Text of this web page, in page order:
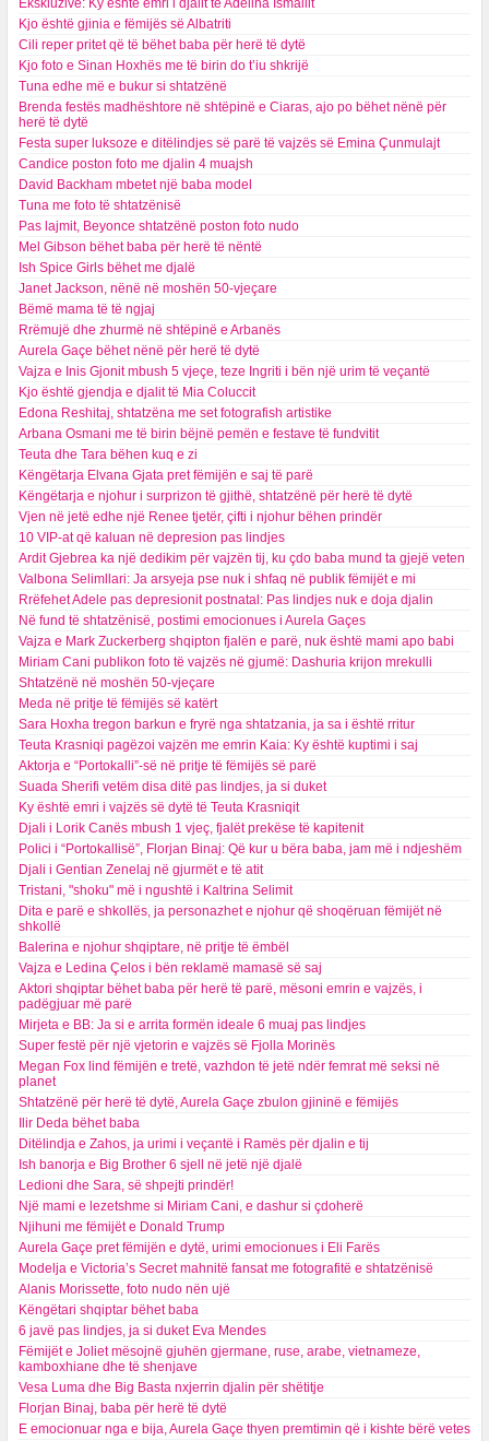
Ekskluzive: Ky është emri i djalit të Adelina Ismailit
Kjo është gjinia e fëmijës së Albatriti
Cili reper pritet që të bëhet baba për herë të dytë
Kjo foto e Sinan Hoxhës me të birin do t’iu shkrijë
Tuna edhe më e bukur si shtatzënë
Brenda festës madhështore në shtëpinë e Ciaras, ajo po bëhet nënë për
herë të dytë
Festa super luksoze e ditëlindjes së parë të vajzës së Emina Çunmulajt
Candice poston foto me djalin 4 muajsh
David Backham mbetet një baba model
Tuna me foto të shtatzënisë
Pas lajmit, Beyonce shtatzënë poston foto nudo
Mel Gibson bëhet baba për herë të nëntë
Ish Spice Girls bëhet me djalë
Janet Jackson, nënë në moshën 50-vjeçare
Bëmë mama të të ngjaj
Rrëmujë dhe zhurmë në shtëpinë e Arbanës
Aurela Gaçe bëhet nënë për herë të dytë
Vajza e Inis Gjonit mbush 5 vjeçe, teze Ingriti i bën një urim të veçantë
Kjo është gjendja e djalit të Mia Coluccit
Edona Reshitaj, shtatzëna me set fotografish artistike
Arbana Osmani me të birin bëjnë pemën e festave të fundvitit
Teuta dhe Tara bëhen kuq e zi
Këngëtarja Elvana Gjata pret fëmijën e saj të parë
Këngëtarja e njohur i surprizon të gjithë, shtatzënë për herë të dytë
Vjen në jetë edhe një Renee tjetër, çifti i njohur bëhen prindër
10 VIP-at që kaluan në depresion pas lindjes
Ardit Gjebrea ka një dedikim për vajzën tij, ku çdo baba mund ta gjejë veten
Valbona Selimllari: Ja arsyeja pse nuk i shfaq në publik fëmijët e mi
Rrëfehet Adele pas depresionit postnatal: Pas lindjes nuk e doja djalin
Në fund të shtatzënisë, postimi emocionues i Aurela Gaçes
Vajza e Mark Zuckerberg shqipton fjalën e parë, nuk është mami apo babi
Miriam Cani publikon foto të vajzës në gjumë: Dashuria krijon mrekulli
Shtatzënë në moshën 50-vjeçare
Meda në pritje të fëmijës së katërt
Sara Hoxha tregon barkun e fryrë nga shtatzania, ja sa i është rritur
Teuta Krasniqi pagëzoi vajzën me emrin Kaia: Ky është kuptimi i saj
Aktorja e “Portokalli”-së në pritje të fëmijës së parë
Suada Sherifi vetëm disa ditë pas lindjes, ja si duket
Ky është emri i vajzës së dytë të Teuta Krasniqit
Djali i Lorik Canës mbush 1 vjeç, fjalët prekëse të kapitenit
Polici i “Portokallisë”, Florjan Binaj: Që kur u bëra baba, jam më i ndjeshëm
Djali i Gentian Zenelaj në gjurmët e të atit
Tristani, "shoku" më i ngushtë i Kaltrina Selimit
Dita e parë e shkollës, ja personazhet e njohur që shoqëruan fëmijët në
shkollë
Balerina e njohur shqiptare, në pritje të ëmbël
Vajza e Ledina Çelos i bën reklamë mamasë së saj
Aktori shqiptar bëhet baba për herë të parë, mësoni emrin e vajzës, i
padëgjuar më parë
Mirjeta e BB: Ja si e arrita formën ideale 6 muaj pas lindjes
Super festë për një vjetorin e vajzës së Fjolla Morinës
Megan Fox lind fëmijën e tretë, vazhdon të jetë ndër femrat më seksi në
planet
Shtatzënë për herë të dytë, Aurela Gaçe zbulon gjininë e fëmijës
Ilir Deda bëhet baba
Ditëlindja e Zahos, ja urimi i veçantë i Ramës për djalin e tij
Ish banorja e Big Brother 6 sjell në jetë një djalë
Ledioni dhe Sara, së shpejti prindër!
Një mami e lezetshme si Miriam Cani, e dashur si çdoherë
Njihuni me fëmijët e Donald Trump
Aurela Gaçe pret fëmijën e dytë, urimi emocionues i Eli Farës
Modelja e Victoria’s Secret mahnitë fansat me fotografitë e shtatzënisë
Alanis Morissette, foto nudo nën ujë
Këngëtari shqiptar bëhet baba
6 javë pas lindjes, ja si duket Eva Mendes
Fëmijët e Joliet mësojnë gjuhën gjermane, ruse, arabe, vietnameze,
kamboxhiane dhe të shenjave
Vesa Luma dhe Big Basta nxjerrin djalin për shëtitje
Florjan Binaj, baba për herë të dytë
E emocionuar nga e bija, Aurela Gaçe thyen premtimin që i kishte bërë vetes